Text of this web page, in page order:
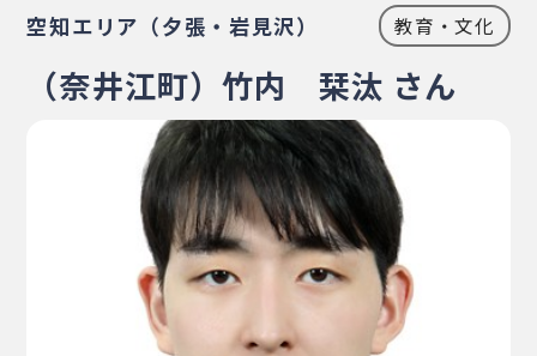
・相談窓口・お問合せ・リンク集
・プライバシーポリシー
・サイトマップ
空知エリア（夕張・岩見沢） 教育・文化
（奈井江町）竹内 栞汰 さん